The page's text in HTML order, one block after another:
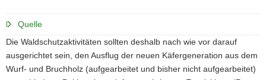
Quelle
Die Waldschutzaktivitäten sollten deshalb nach wie vor darauf
ausgerichtet sein, den Aus­flug der neuen Käfergeneration aus dem
Wurf- und Bruchholz (aufgearbeitet und bisher nicht aufgearbeitet)